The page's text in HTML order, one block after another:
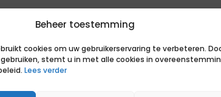
Beheer toestemming
cookies om uw gebruikerservaring te verbeteren.
stemt u in met alle cookies in
Lees verder
de eerste acties.